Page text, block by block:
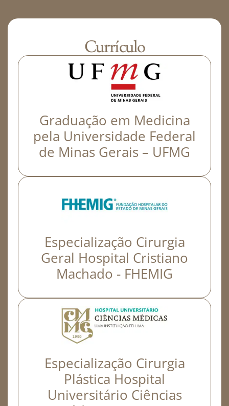
Currículo
Graduação em Medicina
pela Universidade Federal
de Minas Gerais – UFMG
Especialização Cirurgia
Geral Hospital Cristiano
Machado - FHEMIG
Especialização Cirurgia
Plástica Hospital
Universitário Ciências